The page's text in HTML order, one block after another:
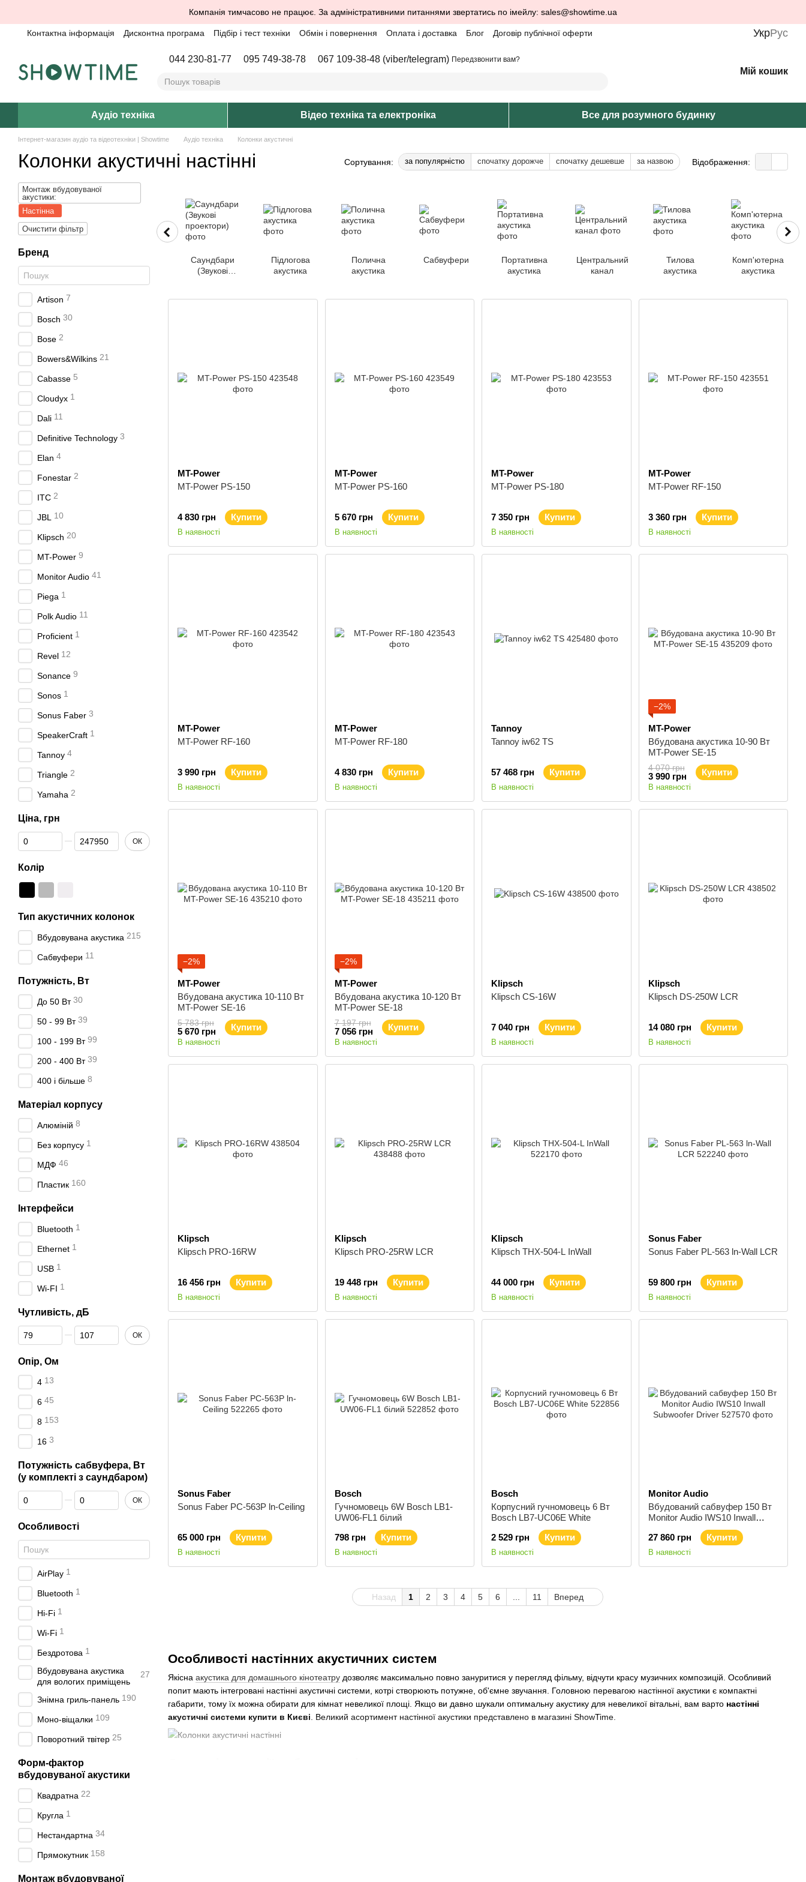
Компанія тимчасово не працює. За адміністративними питаннями звертатись по імейлу: sales@showtime.ua
Контактна інформація Дисконтна програма Підбір і тест техніки Обмін і повернення Оплата і доставка Блог Договір публічної оферти УкрРус
044 230-81-77 095 749-38-78 067 109-38-48 (viber/telegram) Передзвонити вам?
Мій кошик
Аудіо техніка Відео техніка та електроніка Все для розумного будинку
Інтернет-магазин аудіо та відеотехніки | Showtime Аудіо техніка Колонки акустичні
Колонки акустичні настінні Сортування: за популярністю спочатку дорожче спочатку дешевше за назвою Відображення:
Саундбари
(Звукові
Підлогова
акустика
Полична
акустика
Сабвуфери
Портативна
акустика
Центральний
канал
Тилова
акустика
Комп'ютерна
акустика
Особливості настінних акустичних систем
Якісна акустика для домашнього кінотеатру дозволяє максимально повно зануритися у перегляд фільму, відчути красу музичних композицій. Особливий
попит мають інтегровані настінні акустичні системи, котрі створюють потужне, об'ємне звучання. Головною перевагою настінної акустики є компактні
габарити, тому їх можна обирати для кімнат невеликої площі. Якщо ви давно шукали оптимальну акустику для невеликої вітальні, вам варто настінні
акустичні системи купити в Києві . Великий асортимент настінної акустики представлено в магазині ShowTime.
MT-Power
MT-Power PS-150
4 830 грн Купити
В наявності
MT-Power
MT-Power PS-160
5 670 грн Купити
В наявності
MT-Power
MT-Power PS-180
7 350 грн Купити
В наявності
MT-Power
MT-Power RF-150
3 360 грн Купити
В наявності
MT-Power
MT-Power RF-160
3 990 грн Купити
В наявності
MT-Power
MT-Power RF-180
4 830 грн Купити
В наявності
Tannoy
Tannoy iw62 TS
57 468 грн Купити
В наявності
−2%
MT-Power
Вбудована акустика 10-90 Вт
MT-Power SE-15
4 070 грн
3 990 грн Купити
В наявності
−2%
MT-Power
Вбудована акустика 10-110 Вт
MT-Power SE-16
5 783 грн
5 670 грн Купити
В наявності
−2%
MT-Power
Вбудована акустика 10-120 Вт
MT-Power SE-18
7 197 грн
7 056 грн Купити
В наявності
Klipsch
Klipsch CS-16W
7 040 грн Купити
В наявності
Klipsch
Klipsch DS-250W LCR
14 080 грн Купити
В наявності
Klipsch
Klipsch PRO-16RW
16 456 грн Купити
В наявності
Klipsch
Klipsch PRO-25RW LCR
19 448 грн Купити
В наявності
Klipsch
Klipsch THX-504-L InWall
44 000 грн Купити
В наявності
Sonus Faber
Sonus Faber PL-563 ln-Wall LCR
59 800 грн Купити
В наявності
Sonus Faber
Sonus Faber РС-563Р ln-Ceiling
65 000 грн Купити
В наявності
Bosch
Гучномовець 6W Bosch LB1-
UW06-FL1 білий
798 грн
Купити
В наявності
Bosch
Корпусний гучномовець 6 Вт
Bosch LB7-UC06E White
2 529 грн
Купити
В наявності
Monitor Audio
Вбудований сабвуфер 150 Вт
Monitor Audio IWS10 Inwall
Subwoofer Driver
27 860 грн
Купити
В наявності
Назад 1 2 3 4 5 6 11 Вперед
Монтаж вбудовуваної
акустики:
Настінна
Очистити фільтр
Бренд
Artison 7
Bosch 30
Bose 2
Bowers&Wilkins 21
Cabasse 5
Cloudyx 1
Dali 11
Definitive Technology 3
Elan 4
Fonestar 2
ITC 2
JBL 10
Klipsch 20
MT-Power 9
Monitor Audio 41
Piega 1
Polk Audio 11
Proficient 1
Revel 12
Sonance 9
Sonos 1
Sonus Faber 3
SpeakerCraft 1
Tannoy 4
Triangle 2
Yamaha 2
Ціна, грн
Від Ціна, грн
До Ціна, грн ОК
Колір
Тип акустичних колонок
Вбудовувана акустика 215
Сабвуфери 11
Потужність, Вт
До 50 Вт 30
50 - 99 Вт 39
100 - 199 Вт 99
200 - 400 Вт 39
400 і більше 8
Матеріал корпусу
Алюміній 8
Без корпусу 1
МДФ 46
Пластик 160
Інтерфейси
Bluetooth 1
Ethernet 1
USB 1
Wi-FI 1
Чутливість, дБ
Від Чутливість, дБ
До Чутливість, дБ ОК
Опір, Ом
4 13
6 45
8 153
16 3
Потужність сабвуфера, Вт
(у комплекті з саундбаром)
Від Потужність сабвуфера, Вт (у комплекті з саундбаром)
До Потужність сабвуфера, Вт (у комплекті з саундбаром)
ОК
Особливості
AirPlay 1
Bluetooth 1
Hi-Fi 1
Wi-Fi 1
Бездротова 1
Вбудовувана акустика
для вологих приміщень
27
Знімна гриль-панель 190
Моно-віщалки 109
Поворотний твітер 25
Форм-фактор
вбудовуваної акустики
Квадратна 22
Кругла 1
Нестандартна 34
Прямокутник 158
Монтаж вбудовуваної